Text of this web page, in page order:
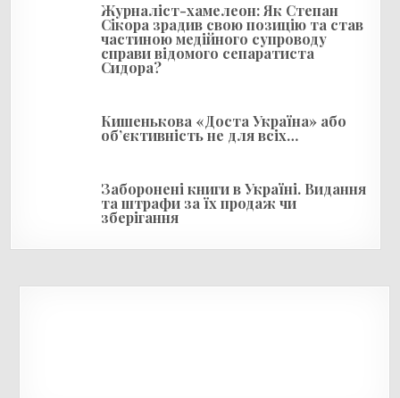
Журналіст-хамелеон: Як Степан
Сікора зрадив свою позицію та став
частиною медійного супроводу
справи відомого сепаратиста
Сидора?
Кишенькова «Доста Україна» або
об’єктивність не для всіх…
Заборонені книги в Україні. Видання
та штрафи за їх продаж чи
зберігання